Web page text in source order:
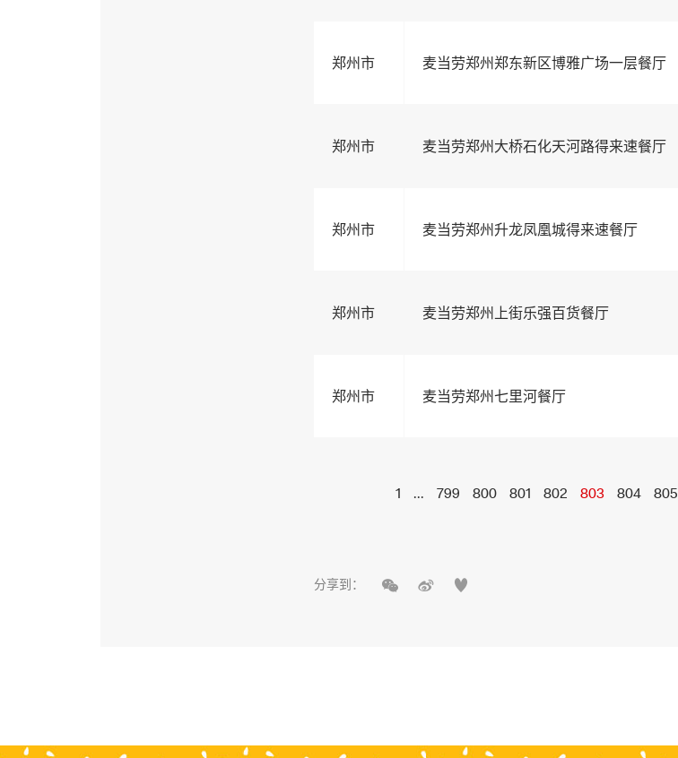
郑州市 麦当劳郑州郑东新区博雅广场一层餐厅
郑州市 麦当劳郑州大桥石化天河路得来速餐厅
郑州市 麦当劳郑州升龙凤凰城得来速餐厅
郑州市 麦当劳郑州上街乐强百货餐厅
郑州市 麦当劳郑州七里河餐厅
1 ... 799 800 801 802 803 804 805
分享到：   